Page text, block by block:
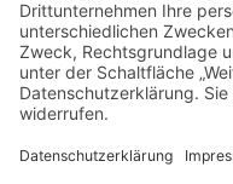
Startseite
Zurück zur